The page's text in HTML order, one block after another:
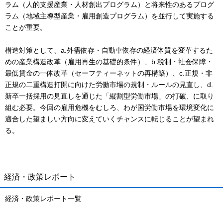
ラム（人的支援産業・人材創出プログラム）と将来性のあるプログ
ラム（地域主導型産業・雇用創造プログラム）を並行して実施する
ことが重要。
構造対策として、a.外需依存・自動車依存の経済体質を変革するた
めの産業構造改革（雇用再生の基礎的条件）、b.税制・社会保障・
最低賃金の一体改革（セーフティーネットの再構築）、c.正規・非
正規の二重構造打開に向けた労働市場の規制・ルールの見直し、d.
新卒一括採用の見直しを通じた「縦割型労働市場」の打破、に取り
組む必要。今回の雇用危機をむしろ、わが国労働市場を環境変化に
適合した望ましい方向に変えていくチャンスに転じることが望まれ
る。
経済・政策レポート
経済・政策レポート一覧